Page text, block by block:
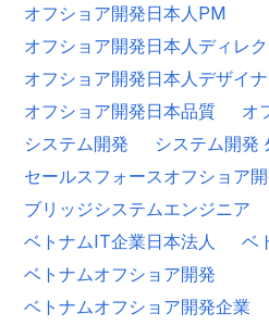
オフショア開発日本人PM
オフショア開発日本人ディレ
オフショア開発日本人デザイ
オフショア開発日本品質
オ
システム開発
システム開発
セールスフォースオフショア
ブリッジシステムエンジニア
ベトナムIT企業日本法人
ベ
ベトナムオフショア開発
ベトナムオフショア開発企業